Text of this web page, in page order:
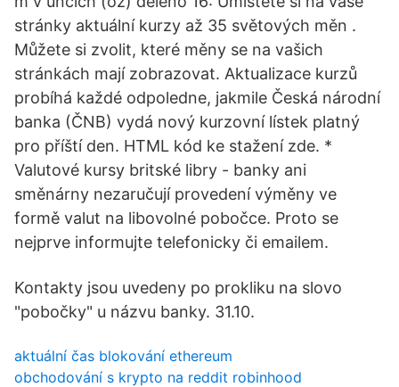
stránky aktuální kurzy až 35 světových měn .
Můžete si zvolit, které měny se na vašich
stránkách mají zobrazovat. Aktualizace kurzů
probíhá každé odpoledne, jakmile Česká národní
banka (ČNB) vydá nový kurzovní lístek platný
pro příští den. HTML kód ke stažení zde. *
Valutové kursy britské libry - banky ani
směnárny nezaručují provedení výměny ve
formě valut na libovolné pobočce. Proto se
nejprve informujte telefonicky či emailem.
Kontakty jsou uvedeny po prokliku na slovo
"pobočky" u názvu banky. 31.10.
aktuální čas blokování ethereum
obchodování s krypto na reddit robinhood